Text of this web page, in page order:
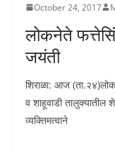
October 24, 2017
लोकनेते
जयंती
शिराळा: आज
व शाहूवाडी तालुक्यातील
व्यक्तिमत्वाने